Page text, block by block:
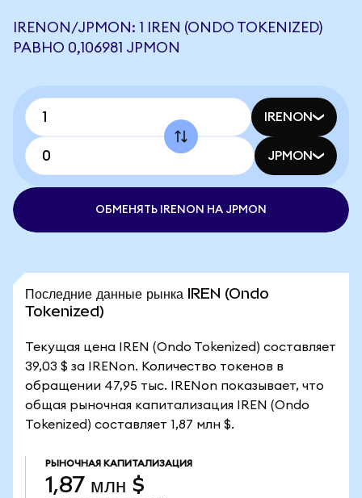
IRENON/JPMON: 1 IREN (ONDO TOKENIZED)
РАВНО 0,106981 JPMON
IRENON
JPMON
ОБМЕНЯТЬ IRENON НА JPMON
Последние данные рынка IREN (Ondo
Tokenized)
Текущая цена IREN (Ondo Tokenized) составляет
39,03 $ за IRENon. Количество токенов в
обращении 47,95 тыс. IRENon показывает, что
общая рыночная капитализация IREN (Ondo
Tokenized) составляет 1,87 млн $.
РЫНОЧНАЯ КАПИТАЛИЗАЦИЯ
1,87 млн $